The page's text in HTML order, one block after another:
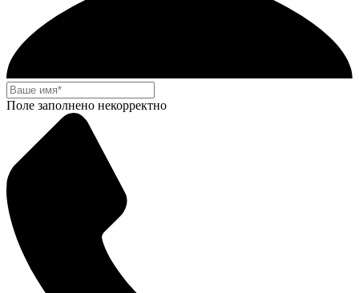
Поле заполнено некорректно